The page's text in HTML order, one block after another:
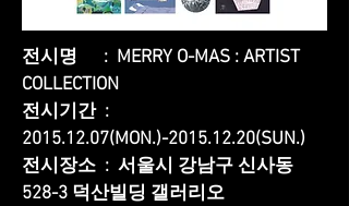
전시명 : MERRY O-MAS : ARTIST
COLLECTION
전시기간 :
2015.12.07(MON.)-2015.12.20(SUN.)
전시장소 : 서울시 강남구 신사동
528-3 덕산빌딩 갤러리오